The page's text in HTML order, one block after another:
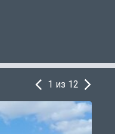
1 из 12